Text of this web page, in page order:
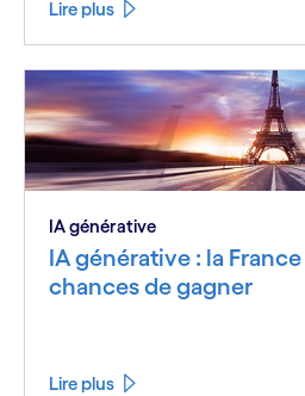
Lire plus
IA générative
IA générative : la
chances de gagner
Lire plus